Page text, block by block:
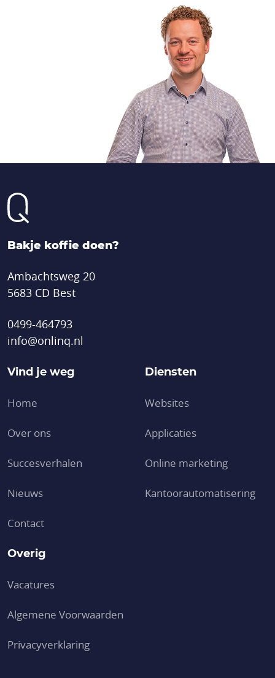
Bakje koffie doen?
Ambachtsweg 20
5683 CD Best
0499-464793
info@onlinq.nl
Vind je weg
Home
Over ons
Succesverhalen
Nieuws
Contact
Diensten
Websites
Applicaties
Online marketing
Kantoor­automatisering
Overig
Vacatures
Algemene Voorwaarden
Privacyverklaring